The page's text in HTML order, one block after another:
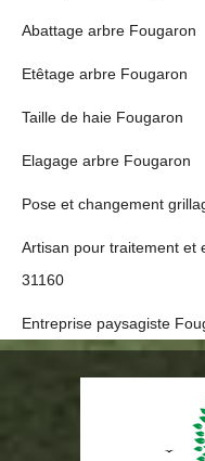
Abattage arbre Fougaron
Etêtage arbre Fougaron
Taille de haie Fougaron
Elagage arbre Fougaron
Pose et changement
Artisan pour traitement et
31160
Entreprise paysagiste